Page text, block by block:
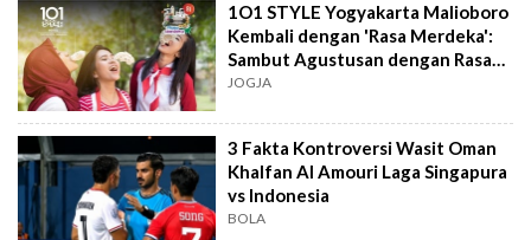
1O1 STYLE Yogyakarta Malioboro
Kembali dengan 'Rasa Merdeka':
Sambut Agustusan dengan Rasa
dan Tawa
JOGJA
3 Fakta Kontroversi Wasit Oman
Khalfan Al Amouri Laga Singapura
vs Indonesia
BOLA